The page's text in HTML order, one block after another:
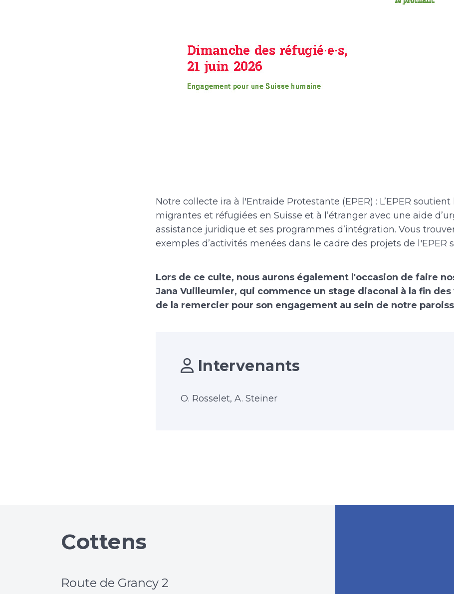
Notre collecte ira à l'Entraide Protestante (EPER) : L’EPER
migrantes et réfugiées en Suisse et à l’étranger avec une aide
assistance juridique et ses programmes d’intégration. Vous
exemples d’activités menées dans le cadre des projets de l'EPER
Lors de ce culte, nous aurons également l'occasion de faire
Jana Vuilleumier, qui commence un stage diaconal à la fin des
de la remercier pour son engagement au sein de notre
Intervenants
O. Rosselet, A. Steiner
Cottens
Route de Grancy 2